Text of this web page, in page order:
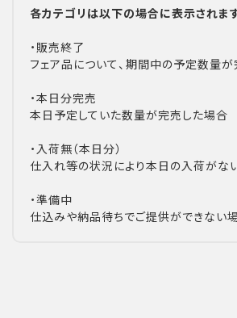
各カテゴリは以下の場合に表示されます
・販売終了
フェア品について、期間中の予定数量
・本日分完売
本日予定していた数量が完売した場合
・入荷無（本日分）
仕入れ等の状況により本日の入荷がな
・準備中
仕込みや納品待ちでご提供ができない